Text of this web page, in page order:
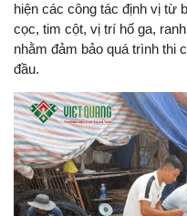
hiện các công tác định vị từ
cọc, tim cột, vị trí hố ga,
nhằm đảm bảo quá trình thi
đầu.